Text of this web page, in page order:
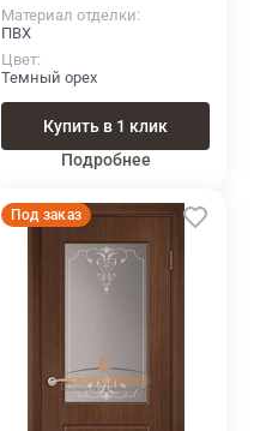
Материал отделки
ПВХ
Цвет
Темный орех
Купить в 1 клик
Подробнее
Под заказ